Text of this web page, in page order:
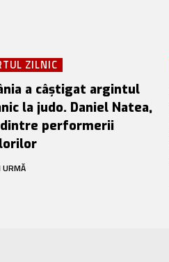
ZILNIC
a câștigat argintul
la judo. Daniel Natea,
performerii
URMĂ